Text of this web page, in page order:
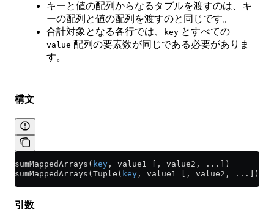
キーと値の配列からなるタプルを渡すのは、キ
ーの配列と値の配列を渡すのと同じです。
合計対象となる各行では、
key とすべての
value 配列の要素数が同じである必要がありま
す。
構文
sumMappedArrays( key , value1 [, value2, ...])
sumMappedArrays(Tuple( key , value1 [, value2, ...]))
引数